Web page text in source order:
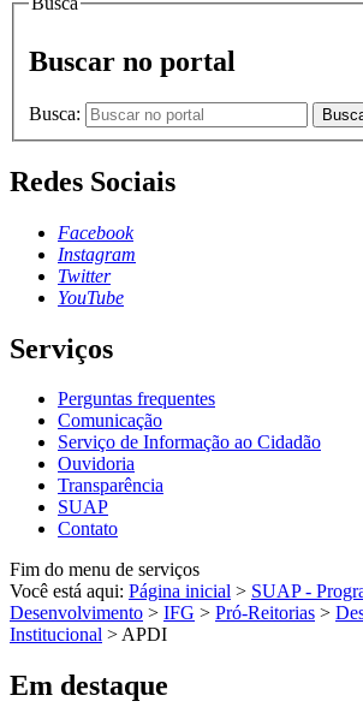
Buscar no portal
Busca:
Redes Sociais
Facebook
Instagram
Twitter
YouTube
Serviços
Perguntas frequentes
Comunicação
Serviço de Informação ao Cidadão
Ouvidoria
Transparência
SUAP
Contato
Fim do menu de serviços
Você está aqui: Página inicial > SUAP -
Desenvolvimento > IFG > Pró-Reitorias >
Institucional >APDI
Em destaque